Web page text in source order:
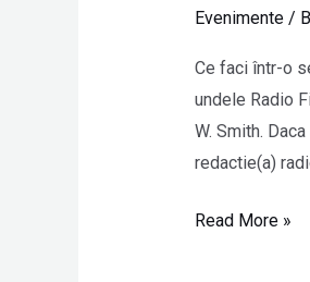
Evenimente/
Ce faci într-o
undele Radio
W. Smith.
redactie(a)
W.
Smith
la
Radio
Read More »